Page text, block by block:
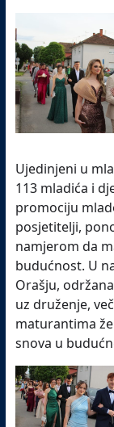
Ujedinjeni u
113 mladića i
promociju
posjetitelji,
namjerom da
budućnost. U
Orašju,
uz druženje,
maturantima
snova u